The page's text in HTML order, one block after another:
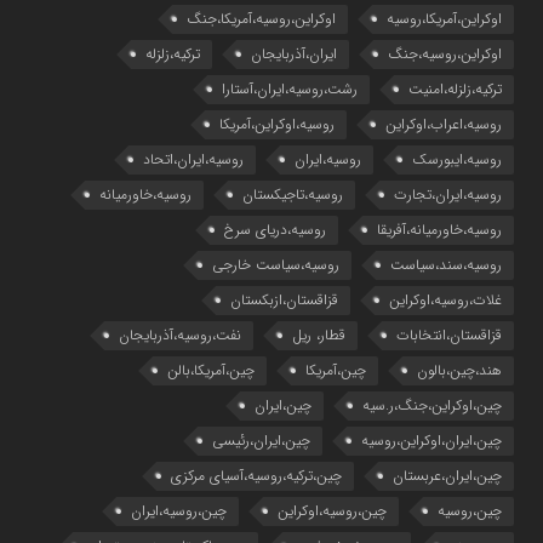
اوکراین،آمریکا،روسیه
اوکراین،روسیه،آمریکا،جنگ
اوکراین،روسیه،جنگ
ایران،آذربایجان
ترکیه،زلزله
ترکیه،زلزله،امنیت
رشت،روسیه،ایران،آستارا
روسیه،اعراب،اوکراین
روسیه،اوکراین،آمریکا
روسیه،ایبورسک
روسیه،ایران
روسیه،ایران،اتحاد
روسیه،ایران،تجارت
روسیه،تاجیکستان
روسیه،خاورمیانه
روسیه،خاورمیانه،آفریقا
روسیه،دریای سرخ
روسیه،سند،سیاست
روسیه،سیاست خارجی
غلات،روسیه،اوکراین
قزاقستان،ازبکستان
قزاقستان،انتخابات
قطار، ریل
نفت،روسیه،آذربایجان
هند،چین،بالون
چین،آمریکا
چین،آمریکا،بالن
چین،اوکراین،جنگ،ر.سیه
چین،ایران
چین،ایران،اوکراین،روسیه
چین،ایران،رئیسی
چین،ایران،عربستان
چین،ترکیه،روسیه،آسیای مرکزی
چین،روسیه
چین،روسیه،اوکراین
چین،روسیه،ایران